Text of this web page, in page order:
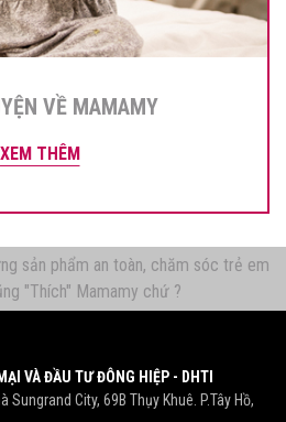
VỀ MAMAMY
XEM THÊM
sản phẩm an toàn, chăm sóc trẻ em
"Thích" Mamamy chứ ?
VÀ ĐẦU TƯ ĐÔNG HIỆP - DHTI
City, 69B Thụy Khuê. P.Tây Hồ,